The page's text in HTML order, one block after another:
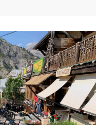
l'estate al centro